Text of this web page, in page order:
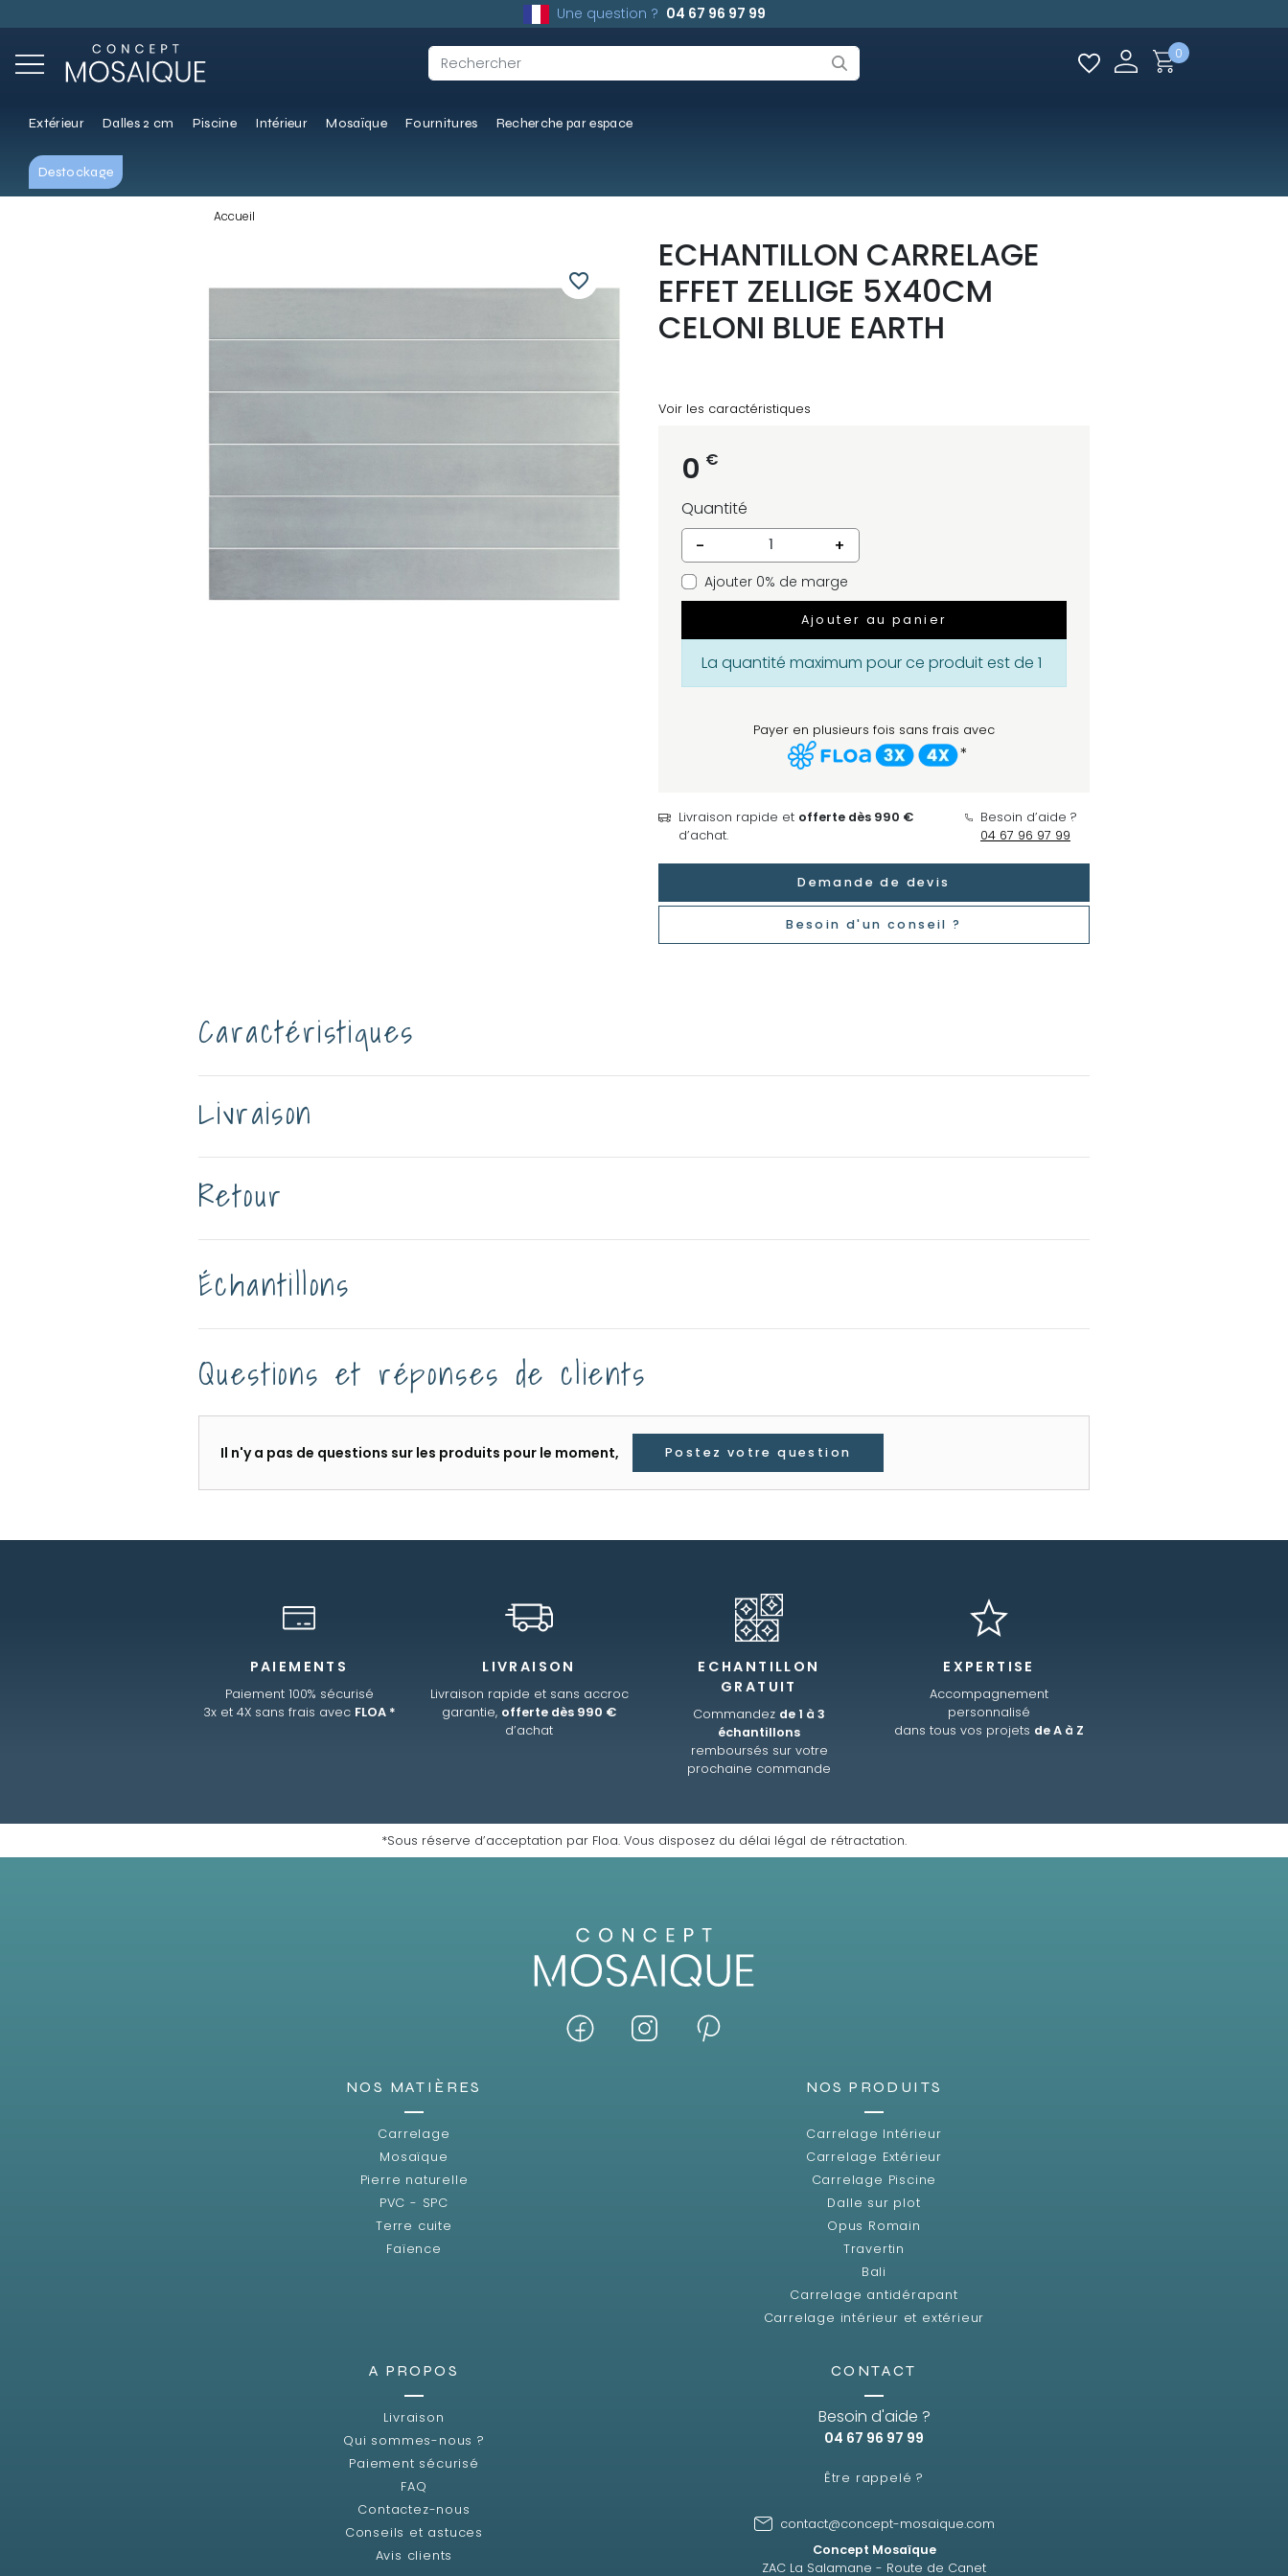
Une question ? 04 67 96 97 99
Extérieur Dalles 2 cm Piscine Intérieur Mosaïque Fournitures Recherche par espace
Destockage
0
Accueil
favorite_border
ECHANTILLON CARRELAGE
EFFET ZELLIGE 5X40CM
CELONI BLUE EARTH
Voir les caractéristiques
0 €
Quantité
-
+
Ajouter 0% de marge
Ajouter au panier
La quantité maximum pour ce produit est de 1
Payer en plusieurs fois sans frais avec
*
Livraison rapide et offerte dès 990 €
d’achat.
Besoin d’aide ?
04 67 96 97 99
Demande de devis
Besoin d'un conseil ?
Caractéristiques
Livraison
Retour
Échantillons
Questions et réponses de clients
Il n'y a pas de questions sur les produits pour le moment, Postez votre question
PAIEMENTS
Paiement 100% sécurisé
3x et 4X sans frais avec FLOA *
LIVRAISON
Livraison rapide et sans accroc
garantie, offerte dès 990 €
d’achat
ECHANTILLON
GRATUIT
Commandez de 1 à 3
échantillons
remboursés sur votre
prochaine commande
EXPERTISE
Accompagnement
personnalisé
dans tous vos projets de A à Z
*Sous réserve d’acceptation par Floa. Vous disposez du délai légal de rétractation.
NOS MATIÈRES
Carrelage
Mosaïque
Pierre naturelle
PVC - SPC
Terre cuite
Faïence
NOS PRODUITS
Carrelage Intérieur
Carrelage Extérieur
Carrelage Piscine
Dalle sur plot
Opus Romain
Travertin
Bali
Carrelage antidérapant
Carrelage intérieur et extérieur
A PROPOS
Livraison
Qui sommes-nous ?
Paiement sécurisé
FAQ
Contactez-nous
Conseils et astuces
Avis clients
CONTACT
Besoin d'aide ?
04 67 96 97 99
Être rappelé ?
contact@concept-mosaique.com
Concept Mosaïque
ZAC La Salamane - Route de Canet